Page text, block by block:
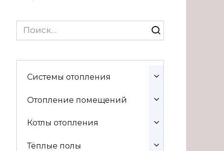
Search
for:
Системы отопления
Отопление помещений
Котлы отопления
Тёплые полы